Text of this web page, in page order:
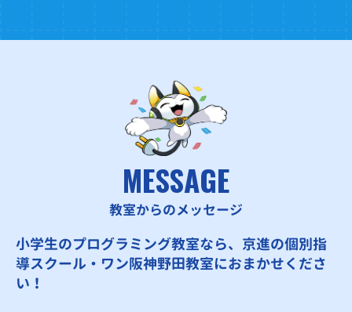
MESSAGE
教室からのメッセージ
小学生のプログラミング教室なら、京進の個別指
導スクール・ワン阪神野田教室におまかせくださ
い！